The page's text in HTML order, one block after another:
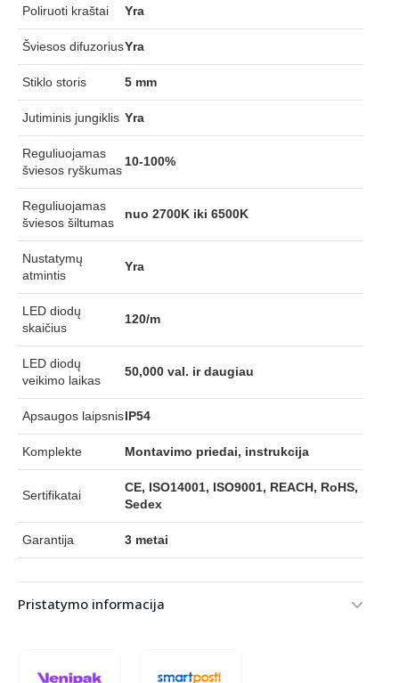
Poliruoti kraštai Yra
Šviesos difuzoriusYra
Stiklo storis 5 mm
Jutiminis jungiklis Yra
Reguliuojamas
šviesos ryškumas
10-100%
Reguliuojamas
šviesos šiltumas
nuo 2700K iki 6500K
Nustatymų
atmintis
Yra
LED diodų
skaičius
120/m
LED diodų
veikimo laikas
50,000 val. ir daugiau
Apsaugos laipsnisIP54
Komplekte Montavimo priedai, instrukcija
Sertifikatai
CE, ISO14001, ISO9001, REACH, RoHS,
Sedex
Garantija 3 metai
Pristatymo informacija